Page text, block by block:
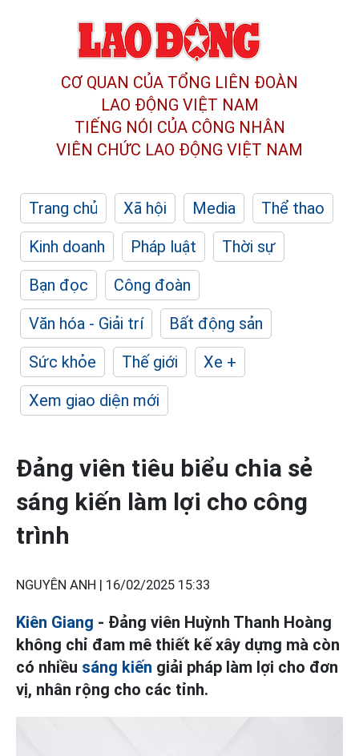
CƠ QUAN CỦA TỔNG LIÊN ĐOÀN
LAO ĐỘNG VIỆT NAM
TIẾNG NÓI CỦA CÔNG NHÂN
VIÊN CHỨC LAO ĐỘNG VIỆT NAM
Trang chủ Xã hội Media
Thể thao
Kinh doanh
Pháp luật
Thời sự
Bạn đọc
Công đoàn
Văn hóa - Giải trí
Bất động sản
Sức khỏe
Thế giới
Xe +
Xem giao diện mới
Đảng viên tiêu biểu chia sẻ
sáng kiến làm lợi cho công
trình
NGUYÊN ANH | 16/02/2025 15:33
Kiên Giang - Đảng viên Huỳnh Thanh Hoàng
không chỉ đam mê thiết kế xây dựng mà còn
có nhiều sáng kiến giải pháp làm lợi cho đơn
vị, nhân rộng cho các tỉnh.